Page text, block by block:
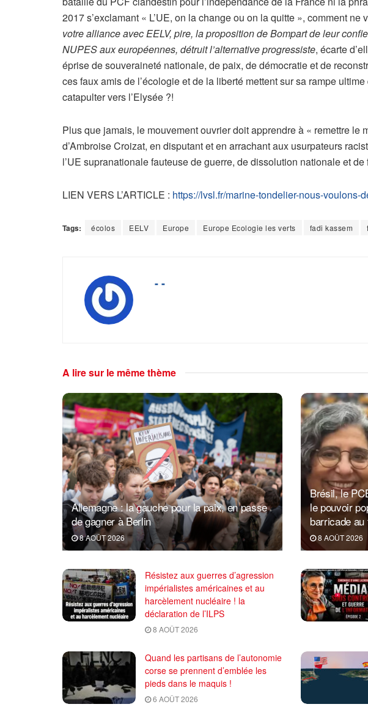
2017 s’exclamant « L’UE, on la change ou on la quitte », comment ne
votre alliance avec EELV, pire, la proposition de Bompart de leur
NUPES aux européennes, détruit l’alternative progressiste, écarte
éprise de souveraineté nationale, de paix, de démocratie et de
ces faux amis de l’écologie et de la liberté mettent sur sa rampe
catapulter vers l’Elysée ?!
Plus que jamais, le mouvement ouvrier doit apprendre à « remettre
d’Ambroise Croizat, en disputant et en arrachant aux usurpateurs
l’UE supranationale fauteuse de guerre, de dissolution nationale et
LIEN VERS L’ARTICLE : https://lvsl.fr/marine-tondelier-nous-voulons-
Tags: écolos EELV Europe Europe Ecologie les verts fadi kassem
- -
A lire sur le même thème
Allemagne : la gauche pour la paix, en passe
de gagner à Berlin
8 AOÛT 2026
Brésil, le
le pouvoir
barricade
8 AOÛT 2026
Résistez aux guerres d’agression
impérialistes américaines et au
harcèlement nucléaire ! la
déclaration de l’ILPS
8 AOÛT 2026
Quand les partisans de l’autonomie
corse se prennent d’emblée les
pieds dans le maquis !
6 AOÛT 2026